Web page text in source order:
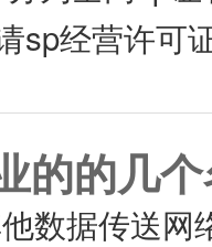
sp经营许可
的的几
数据传送